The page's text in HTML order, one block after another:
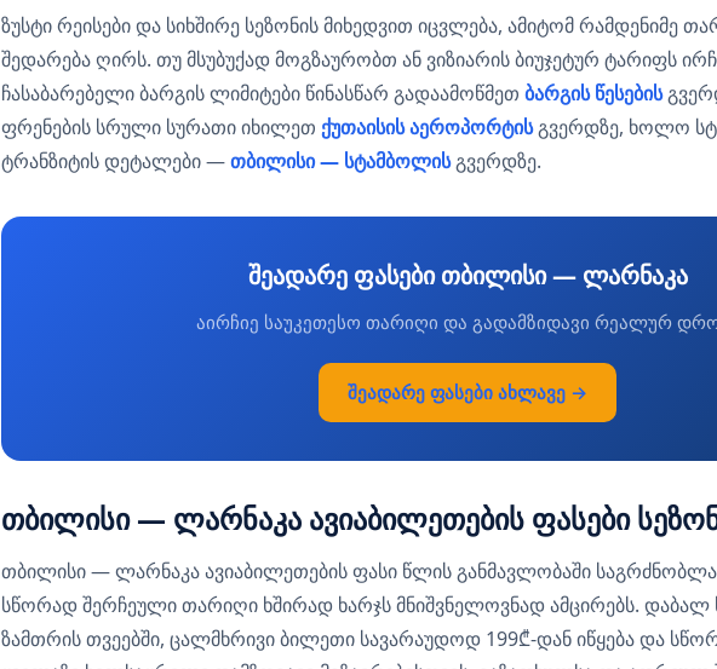
ზუსტი რეისები და სიხშირე სეზონის მიხედვით იცვლება, ამიტომ რამდენიმე
შედარება ღირს. თუ მსუბუქად მოგზაურობთ ან ვიზიარის ბიუჯეტურ ტარიფს
ჩასაბარებელი ბარგის ლიმიტები წინასწარ გადაამოწმეთ ბარგის წესების
ფრენების სრული სურათი იხილეთ ქუთაისის აეროპორტისგვერდზე, ხოლო
ტრანზიტის დეტალები —თბილისი — სტამბოლისგვერდზე.
შეადარე ფასები თბილისი — ლარნაკა
აირჩიე საუკეთესო თარიღი და გადამზიდავი რეალურ
შეადარე ფასები ახლავე →
თბილისი — ლარნაკა ავიაბილეთების ფასები
თბილისი — ლარნაკა ავიაბილეთების ფასი წლის განმავლობაში
სწორად შერჩეული თარიღი ხშირად ხარჯს მნიშვნელოვნად ამცირებს. დაბალ
ზამთრის თვეებში, ცალმხრივი ბილეთი სავარაუდოდ 199₾-დან იწყება და